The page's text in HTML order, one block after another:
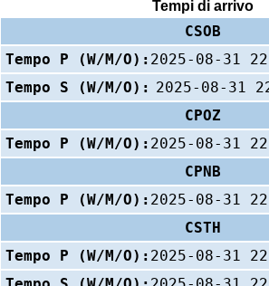
Tempi di arrivo
CSOB
Tempo P (W/M/O): 2025-08-31
Tempo S (W/M/O): 2025-08-31
CPOZ
Tempo P (W/M/O): 2025-08-31
CPNB
Tempo P (W/M/O): 2025-08-31
CSTH
Tempo P (W/M/O): 2025-08-31